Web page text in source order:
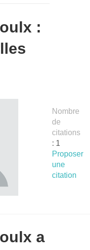
:
Nombre
de
citations
: 1
Proposer
une
citation
a